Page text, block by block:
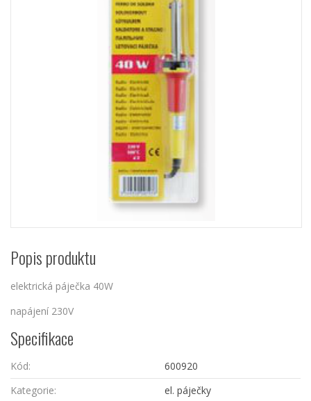
Popis produktu
elektrická páječka 40W
napájení 230V
Specifikace
Kód:
600920
Kategorie:
el. páječky